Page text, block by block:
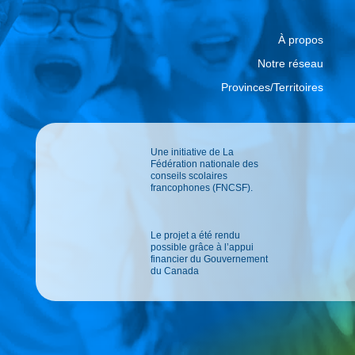
À propos
Notre réseau
Provinces/Territoires
Une initiative de La
Fédération nationale des
conseils scolaires
francophones (FNCSF).
Le projet a été rendu
possible grâce à l’appui
financier du Gouvernement
du Canada